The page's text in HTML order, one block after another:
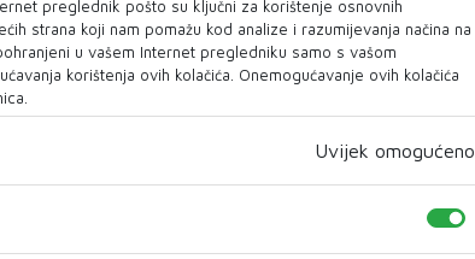
preglednik pošto su ključni za korištenje osnovnih
strana koji nam pomažu kod analize i razumijevanja načina na
u vašem Internet pregledniku samo s vašom
korištenja ovih kolačića. Onemogućavanje ovih kolačića
Uvijek omogućeno